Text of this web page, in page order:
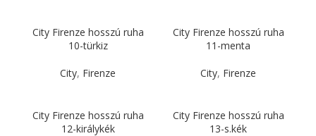
City Firenze hosszú ruha
10-türkiz
City, Firenze
City Firenze hosszú ruha
11-menta
City, Firenze
City Firenze hosszú ruha
12-királykék
City Firenze hosszú ruha
13-s.kék